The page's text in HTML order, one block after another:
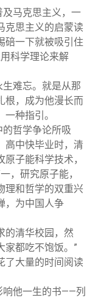
马克思主义，一
克思主义的启蒙读
碚一下就被吸引住
科学理论来解
难忘。就是从那
根，成为他漫长而
种指引。
哲学争论所吸
高中快毕业时，清
子能科学技术，
，研究原子能，
理和哲学的双重兴
，为中国人争
的清华校园，然
家都吃不饱饭。”
了大量的时间阅读
响他一生的书——列